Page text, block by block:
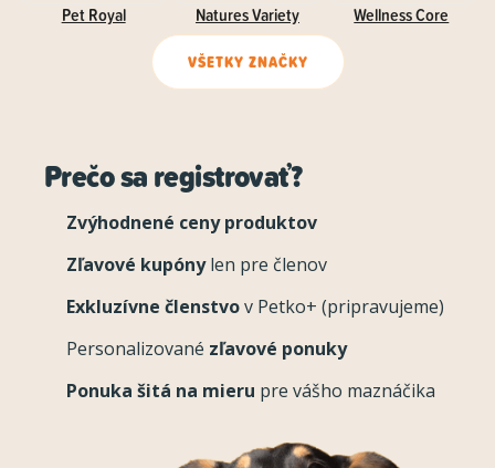
Pet Royal Natures Variety Wellness Core
VŠETKY ZNAČKY
Prečo sa registrovať?
Zvýhodnené ceny produktov
Zľavové kupónylen pre členov
Exkluzívne členstvov Petko+ (pripravujeme)
Personalizované zľavové ponuky
Ponuka šitá na mieru pre vášho maznáčika